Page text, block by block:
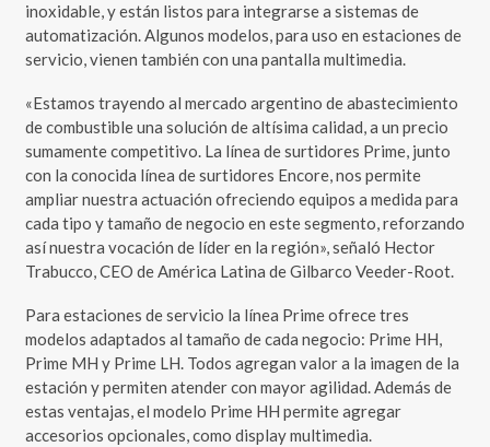
inoxidable, y están listos para integrarse a sistemas de
automatización. Algunos modelos, para uso en estaciones de
servicio, vienen también con una pantalla multimedia.
«Estamos trayendo al mercado argentino de abastecimiento
de combustible una solución de altísima calidad, a un precio
sumamente competitivo. La línea de surtidores Prime, junto
con la conocida línea de surtidores Encore, nos permite
ampliar nuestra actuación ofreciendo equipos a medida para
cada tipo y tamaño de negocio en este segmento, reforzando
así nuestra vocación de líder en la región», señaló Hector
Trabucco, CEO de América Latina de Gilbarco Veeder-Root.
Para estaciones de servicio la línea Prime ofrece tres
modelos adaptados al tamaño de cada negocio: Prime HH,
Prime MH y Prime LH. Todos agregan valor a la imagen de la
estación y permiten atender con mayor agilidad. Además de
estas ventajas, el modelo Prime HH permite agregar
accesorios opcionales, como display multimedia.